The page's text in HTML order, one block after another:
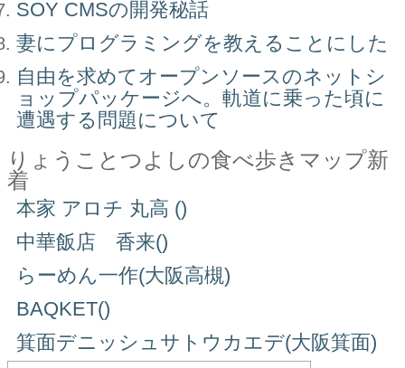
SOY CMSの開発秘話
妻にプログラミングを教えることにした
自由を求めてオープンソースのネットシ
ョップパッケージへ。軌道に乗った頃に
遭遇する問題について
りょうことつよしの食べ歩きマップ新
着
本家 アロチ 丸高 ()
中華飯店 香来()
らーめん一作(大阪高槻)
BAQKET()
箕面デニッシュサトウカエデ(大阪箕面)